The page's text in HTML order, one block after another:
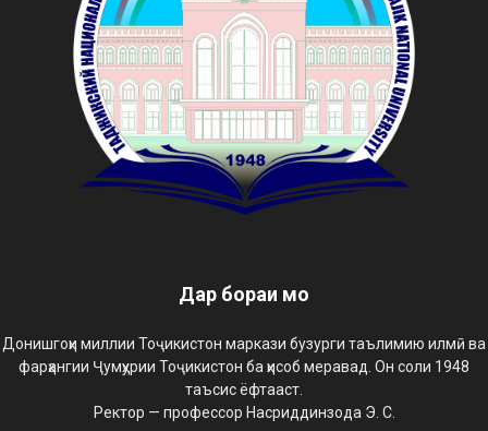
Дар бораи мо
Донишгоҳи миллии Тоҷикистон маркази бузурги таълимию илмӣ ва
фарҳангии Ҷумҳурии Тоҷикистон ба ҳисоб меравад. Он соли 1948
таъсис ёфтааст.
Ректор — профессор Насриддинзода Э. С.